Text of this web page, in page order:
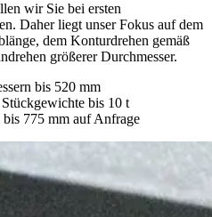
wir Sie bei ersten
Daher liegt unser Fokus auf dem
dem Konturdrehen gemäß
größerer Durchmesser.
bis 520 mm
bis 10 t
775 mm auf Anfrage